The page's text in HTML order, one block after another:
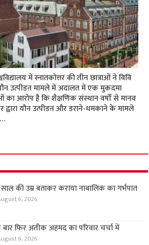
में स्नातकोत्तर की तीन छात्राओं ने विवि
उत्पीडऩ मामले में अदालत में एक मुकदमा
का आरोप है कि शैक्षणिक संस्थान वर्षों से मानव
द्वारा यौन उत्पीडऩ और डराने-धमकाने के मामले
की उम्र बताकर कराया नाबालिक का गर्भपात
6, 2026
फिर अतीक अहमद का परिवार चर्चा में
6, 2026